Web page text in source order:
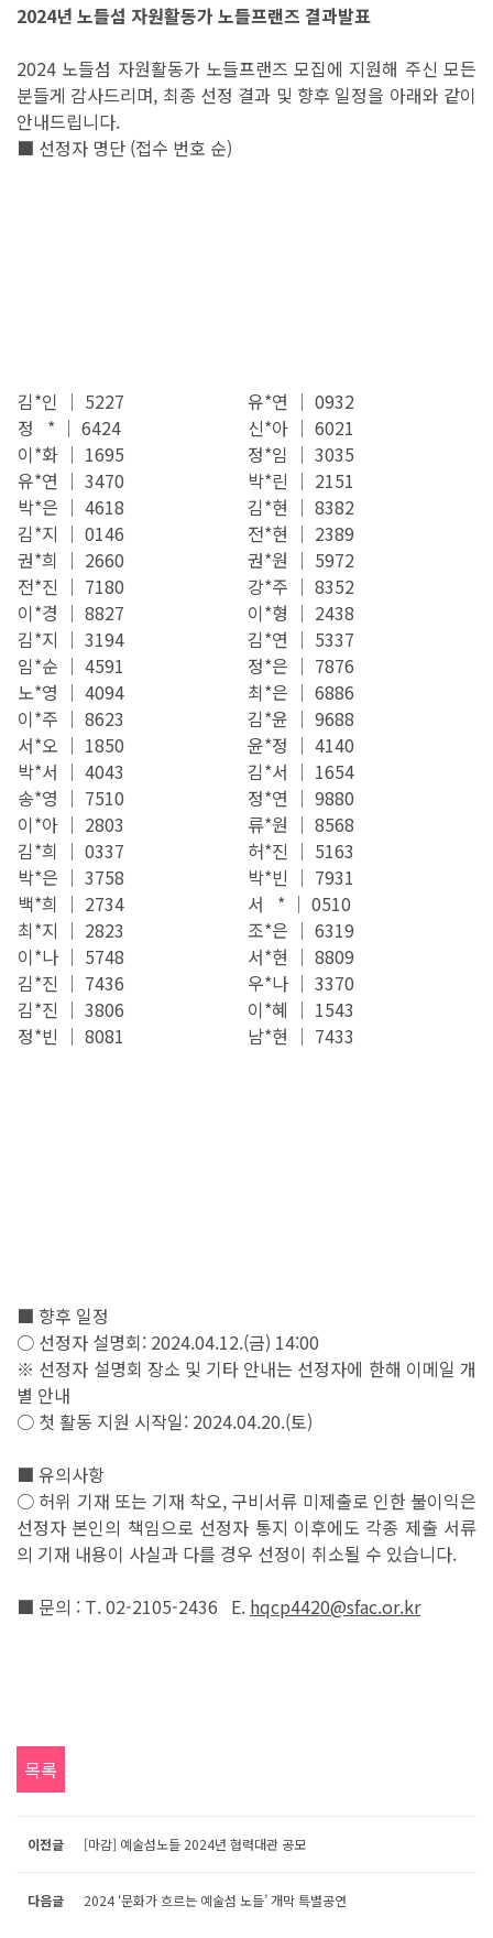
2024년 노들섬 자원활동가 노들프랜즈 결과발표
2024 노들섬 자원활동가 노들프랜즈 모집에 지원해 주신 모든
분들게 감사드리며, 최종 선정 결과 및 향후 일정을 아래와 같이
안내드립니다.
■ 선정자 명단 (접수 번호 순)
김*인 │ 5227
정 * │ 6424
이*화 │ 1695
유*연 │ 3470
박*은 │ 4618
김*지 │ 0146
권*희 │ 2660
전*진 │ 7180
이*경 │ 8827
김*지 │ 3194
임*순 │ 4591
노*영 │ 4094
이*주 │ 8623
서*오 │ 1850
박*서 │ 4043
송*영 │ 7510
이*아 │ 2803
김*희 │ 0337
박*은 │ 3758
백*희 │ 2734
최*지 │ 2823
이*나 │ 5748
김*진 │ 7436
김*진 │ 3806
정*빈 │ 8081
유*연 │ 0932
신*아 │ 6021
정*임 │ 3035
박*린 │ 2151
김*현 │ 8382
전*현 │ 2389
권*원 │ 5972
강*주 │ 8352
이*형 │ 2438
김*연 │ 5337
정*은 │ 7876
최*은 │ 6886
김*윤 │ 9688
윤*정 │ 4140
김*서 │ 1654
정*연 │ 9880
류*원 │ 8568
허*진 │ 5163
박*빈 │ 7931
서 * │ 0510
조*은 │ 6319
서*현 │ 8809
우*나 │ 3370
이*혜 │ 1543
남*현 │ 7433
■ 향후 일정
○ 선정자 설명회: 2024.04.12.(금) 14:00
※ 선정자 설명회 장소 및 기타 안내는 선정자에 한해 이메일 개
별 안내
○ 첫 활동 지원 시작일: 2024.04.20.(토)
■ 유의사항
○ 허위 기재 또는 기재 착오, 구비서류 미제출로 인한 불이익은
선정자 본인의 책임으로 선정자 통지 이후에도 각종 제출 서류
의 기재 내용이 사실과 다를 경우 선정이 취소될 수 있습니다.
■ 문의 : T. 02-2105-2436 E. hqcp4420@sfac.or.kr
목록
이전글 [마감] 예술섬노들 2024년 협력대관 공모
다음글 2024 ‘문화가 흐르는 예술섬 노들’ 개막 특별공연